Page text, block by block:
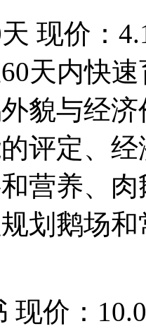
现价：
天内快
貌与经
评定、
营养、
划鹅场
价：